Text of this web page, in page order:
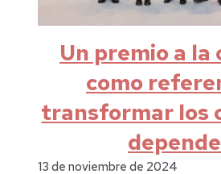
Un premio a la
como
transformar los
13 de noviembre de 2024